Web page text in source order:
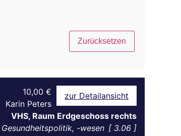
Zurücksetzen
zur Detailansicht
VHS, Raum Erdgeschoss rechts
3.06
Gesundheitspolitik, -wesen
Karin Peters
10,00 €